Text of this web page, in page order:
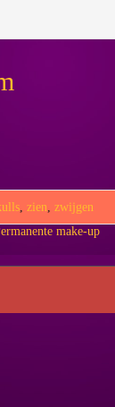
,zien ,zwijgen
make-up